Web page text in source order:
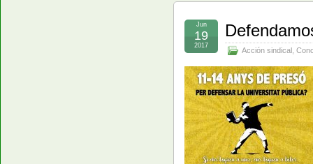
Acción sindical
Jun
19
2017